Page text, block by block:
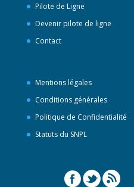
Pilote de Ligne
Devenir pilote de ligne
Contact
Mentions légales
Conditions générales
Politique de Confidentialité
Statuts du SNPL